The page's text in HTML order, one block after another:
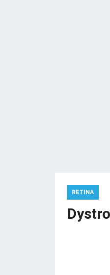
RETINA